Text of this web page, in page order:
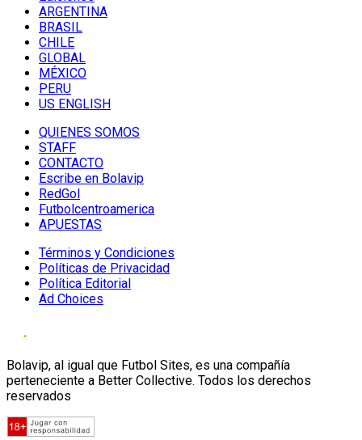
ARGENTINA
BRASIL
CHILE
GLOBAL
MÉXICO
PERU
US ENGLISH
QUIENES SOMOS
STAFF
CONTACTO
Escribe en Bolavip
RedGol
Futbolcentroamerica
APUESTAS
Términos y Condiciones
Políticas de Privacidad
Política Editorial
Ad Choices
Bolavip, al igual que Futbol Sites, es una compañía
perteneciente a Better Collective. Todos los derechos
reservados